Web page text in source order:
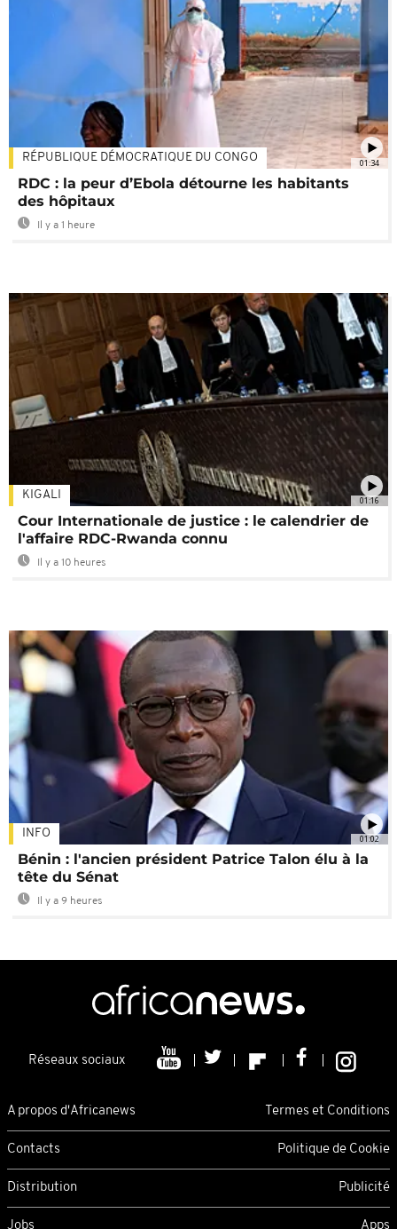
01:34
RÉPUBLIQUE DÉMOCRATIQUE DU CONGO
RDC : la peur d’Ebola détourne les habitants
des hôpitaux
Il y a 1 heure
01:16
KIGALI
Cour Internationale de justice : le calendrier de
l'affaire RDC-Rwanda connu
Il y a 10 heures
01:02
INFO
Bénin : l'ancien président Patrice Talon élu à la
tête du Sénat
Il y a 9 heures
Réseaux sociaux
A propos d'Africanews Termes et Conditions
Contacts Politique de Cookie
Distribution Publicité
Jobs Apps